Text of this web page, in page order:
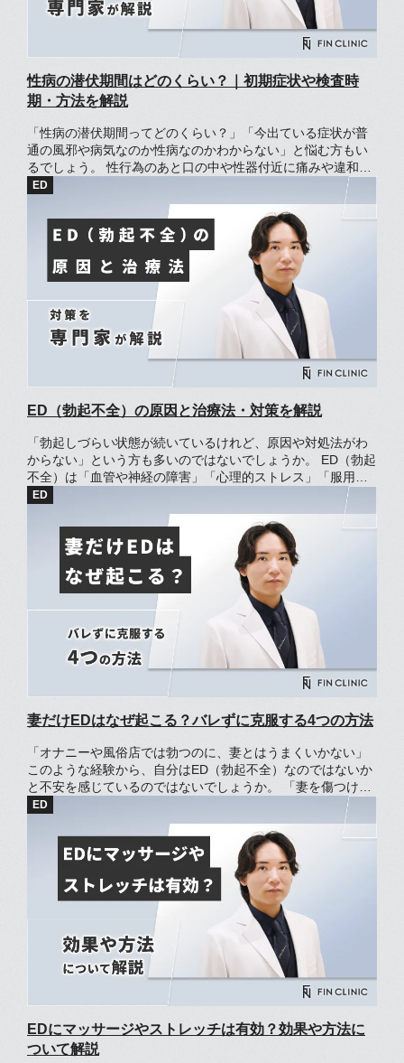
性病の潜伏期間はどのくらい？｜初期症状や検査時
期・方法を解説
「性病の潜伏期間ってどのくらい？」「今出ている症状が普
通の風邪や病気なのか性病なのかわからない」と悩む方もい
るでしょう。 性行為のあと口の中や性器付近に痛みや違和感
があると、性病ではないかと心配になりますよね。 性病には
多くの種類があり、潜伏する期間が数日のものもあれば、数
年間症状が見られない病気もあります。 この記事では性病ご
との潜伏期間や初期症状、潜伏期間での過ごし方について解
ED（勃起不全）の原因と治療法・対策を解説
「勃起しづらい状態が続いているけれど、原因や対処法がわ
からない」という方も多いのではないでしょうか。 ED（勃起
不全）は「血管や神経の障害」「心理的ストレス」「服用し
ている薬」など、さまざまな要因によって引き起こされる状
しれませんが、どの年齢層でもEDになる可能性があります。
この記事では、EDの原因や対処法、予防策について解説して
妻だけEDはなぜ起こる？バレずに克服する4つの方法
「オナニーや風俗店では勃つのに、妻とはうまくいかない」
このような経験から、自分はED（勃起不全）なのではないか
と不安を感じているのではないでしょうか。 「妻を傷つけた
くない」「風俗通いがバレたくない」という思いから、こっ
そり治したいと考える方もいらっしゃるでしょう。 妻だけED
は、その名のとおり「妻とだけ」性行為がうまくいかない状
態です。原因は、仕事や日常生活での強いストレス、妻への
性的な魅力の低下などがあります。 しかし、EDの原因は心の
問題だけではありません。とくに40代以降は、体の問題が背
景にあるケースもあるのです。 この記事では、妻だけEDの原
因やほかのEDとの違い、人に知られずにEDを克服する方法を
紹介します。
EDにマッサージやストレッチは有効？効果や方法に
ついて解説